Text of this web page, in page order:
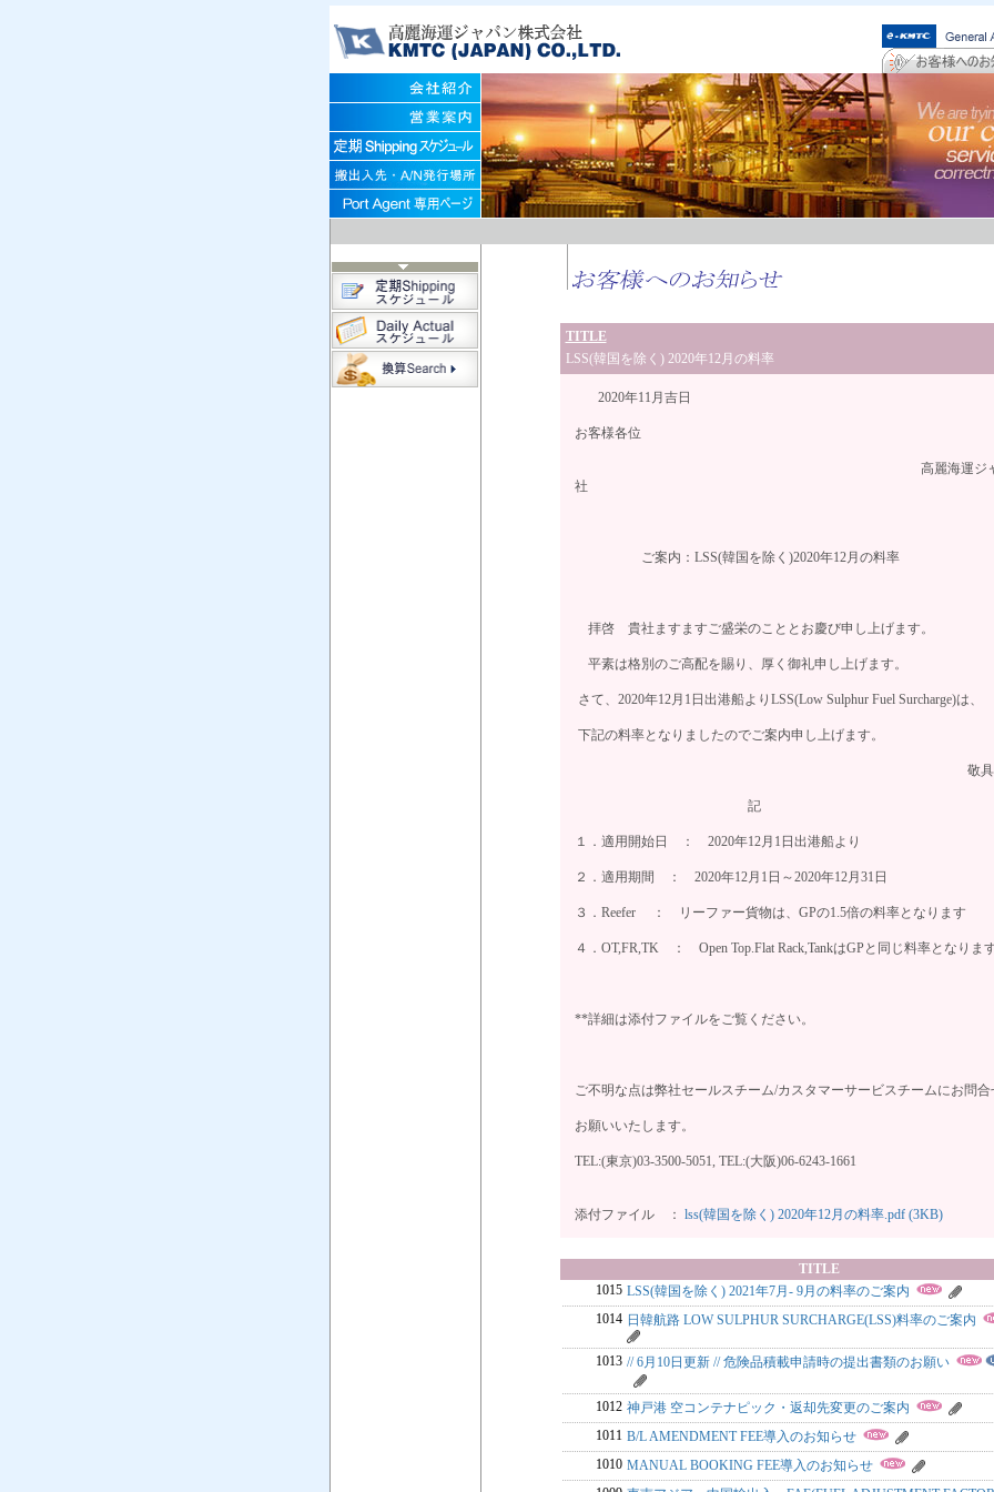
TITLE
LSS(韓国を除く) 2020年12月の料率
2020年11月吉日
お客様各位
高麗海運ジャパン株
社
ご案内：LSS(韓国を除く)2020年12月の料率
拝啓 貴社ますますご盛栄のこととお慶び申し上げます。
平素は格別のご高配を賜り、厚く御礼申し上げます。
さて、2020年12月1日出港船よりLSS(Low Sulphur Fuel Surcharge)は、
下記の料率となりましたのでご案内申し上げます。
敬具
記
１．適用開始日 ： 2020年12月1日出港船より
２．適用期間 ： 2020年12月1日～2020年12月31日
３．Reefer ： リーファー貨物は、GPの1.5倍の料率となります
４．OT,FR,TK ： Open Top.Flat Rack,TankはGPと同じ料率となりま
**詳細は添付ファイルをご覧ください。
ご不明な点は弊社セールスチーム/カスタマーサービスチームにお問合
お願いいたします。
TEL:(東京)03-3500-5051, TEL:(大阪)06-6243-1661
添付ファイル ： lss(韓国を除く) 2020年12月の料率.pdf (3KB)
TITLE
1015 LSS(韓国を除く) 2021年7月- 9月の料率のご案内
1014 日韓航路 LOW SULPHUR SURCHARGE(LSS)料率のご案内
1013 // 6月10日更新 // 危険品積載申請時の提出書類のお願い
1012 神戸港 空コンテナピック・返却先変更のご案内
1011 B/L AMENDMENT FEE導入のお知らせ
1010 MANUAL BOOKING FEE導入のお知らせ